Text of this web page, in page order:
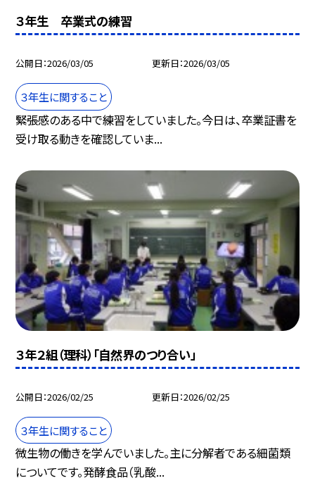
３年生 卒業式の練習
公開日 2026/03/05 更新日 2026/03/05
３年生に関すること
緊張感のある中で練習をしていました。今日は、卒業証書を
受け取る動きを確認していま...
３年２組（理科）「自然界のつり合い」
公開日 2026/02/25 更新日 2026/02/25
３年生に関すること
微生物の働きを学んでいました。主に分解者である細菌類
についてです。発酵食品（乳酸...